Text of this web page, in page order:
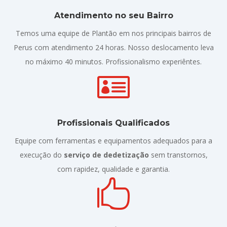
Atendimento no seu Bairro
Temos uma equipe de Plantão em nos principais bairros de
Perus com atendimento 24 horas. Nosso deslocamento leva
no máximo 40 minutos. Profissionalismo experiêntes.

Profissionais Qualificados
Equipe com ferramentas e equipamentos adequados para a
execução do serviço de dedetização sem transtornos,
com rapidez, qualidade e garantia.
